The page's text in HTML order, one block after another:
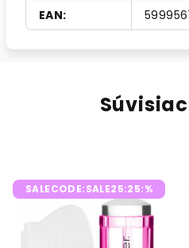
EAN:
SALECODE:SALE25:25:%